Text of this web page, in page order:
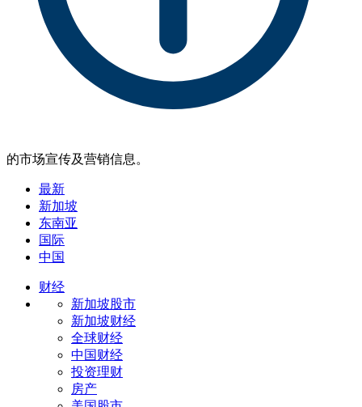
的市场宣传及营销信息。
最新
新加坡
东南亚
国际
中国
财经
新加坡股市
新加坡财经
全球财经
中国财经
投资理财
房产